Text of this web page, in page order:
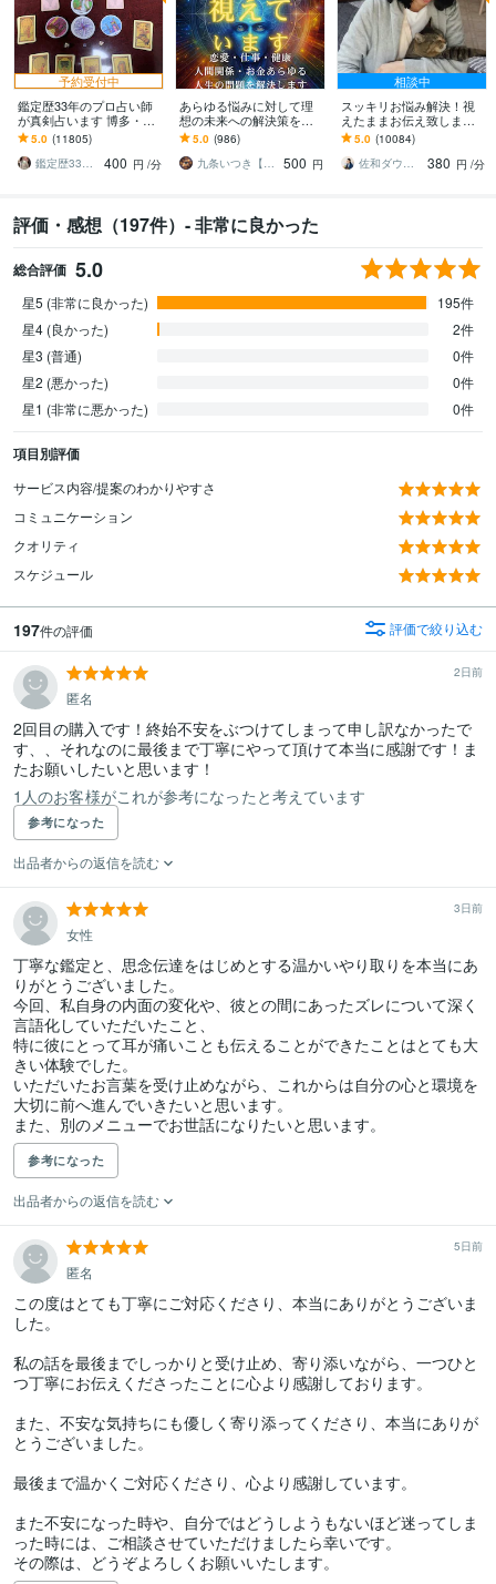
予約受付中
鑑定歴33年のプロ占い師
が真剣占います 博多・廓
屋の純血統占い祈願師
雷鳥
5.0 (11805)
鑑定歴33年のプロ占い師 雷鳥
400 円 /分
あらゆる悩みに対して理
想の未来への解決策を授
けます 人生が上手くいか
ないと悩んでいる人に未
来を好転させる魂の導き
5.0 (986)
九条いつき【高次元宇宙霊視師】
500 円
相談中
スッキリお悩み解決！視
えたままお伝え致します
恋愛、結婚、人間関係、
仕事、人生、ペットの気
持ち等◎祈願付き
5.0 (10084)
佐和ダウジング＆スピリットメンター
380 円 /分
評価・感想（197件）- 非常に良かった
総合評価 5.0
星5 (非常に良かった)
195件
星4 (良かった)
2件
星3 (普通)
0件
星2 (悪かった)
0件
星1 (非常に悪かった)
0件
項目別評価
サービス内容/提案のわかりやすさ
コミュニケーション
クオリティ
スケジュール
197件の評価 評価で絞り込む
2日前
匿名
2回目の購入です！終始不安をぶつけてしまって申し訳なかったで
す、、それなのに最後まで丁寧にやって頂けて本当に感謝です！ま
たお願いしたいと思います！
1人のお客様がこれが参考になったと考えています
参考になった
出品者からの返信を読む
3日前
女性
丁寧な鑑定と、思念伝達をはじめとする温かいやり取りを本当にあ
りがとうございました。
今回、私自身の内面の変化や、彼との間にあったズレについて深く
言語化していただいたこと、
特に彼にとって耳が痛いことも伝えることができたことはとても大
きい体験でした。
いただいたお言葉を受け止めながら、これからは自分の心と環境を
大切に前へ進んでいきたいと思います。
また、別のメニューでお世話になりたいと思います。
参考になった
出品者からの返信を読む
5日前
匿名
この度はとても丁寧にご対応くださり、本当にありがとうございま
した。
私の話を最後までしっかりと受け止め、寄り添いながら、一つひと
つ丁寧にお伝えくださったことに心より感謝しております。
また、不安な気持ちにも優しく寄り添ってくださり、本当にありが
とうございました。
最後まで温かくご対応くださり、心より感謝しています。
また不安になった時や、自分ではどうしようもないほど迷ってしま
った時には、ご相談させていただけましたら幸いです。
その際は、どうぞよろしくお願いいたします。